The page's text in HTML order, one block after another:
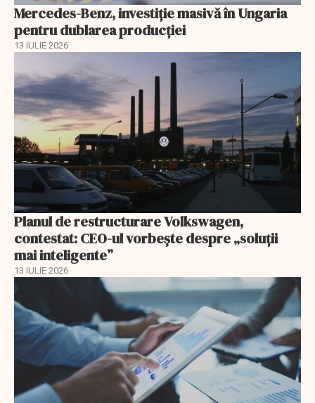
Mercedes-Benz, investiție masivă în Ungaria
pentru dublarea producției
13 IULIE 2026
Planul de restructurare Volkswagen,
contestat: CEO-ul vorbește despre „soluții
mai inteligente”
13 IULIE 2026